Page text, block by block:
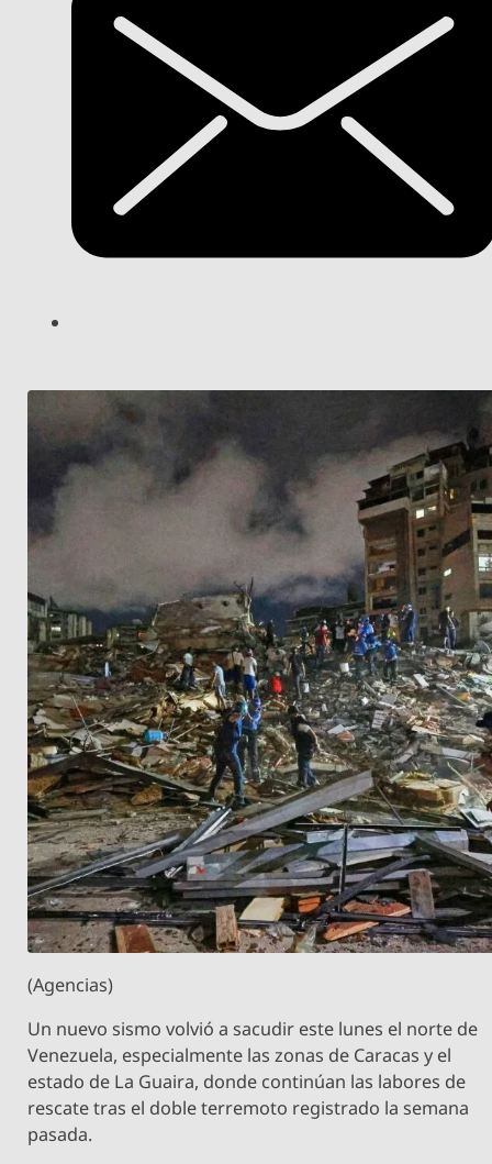
(Agencias)
Un nuevo sismo volvió a sacudir este lunes el norte de
Venezuela, especialmente las zonas de Caracas y el
estado de La Guaira, donde continúan las labores de
rescate tras el doble terremoto registrado la semana
pasada.